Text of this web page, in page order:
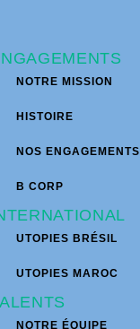
NOTRE MISSION
HISTOIRE
NOS ENGAGEMENTS
B CORP
UTOPIES BRÉSIL
UTOPIES MAROC
NOTRE ÉQUIPE